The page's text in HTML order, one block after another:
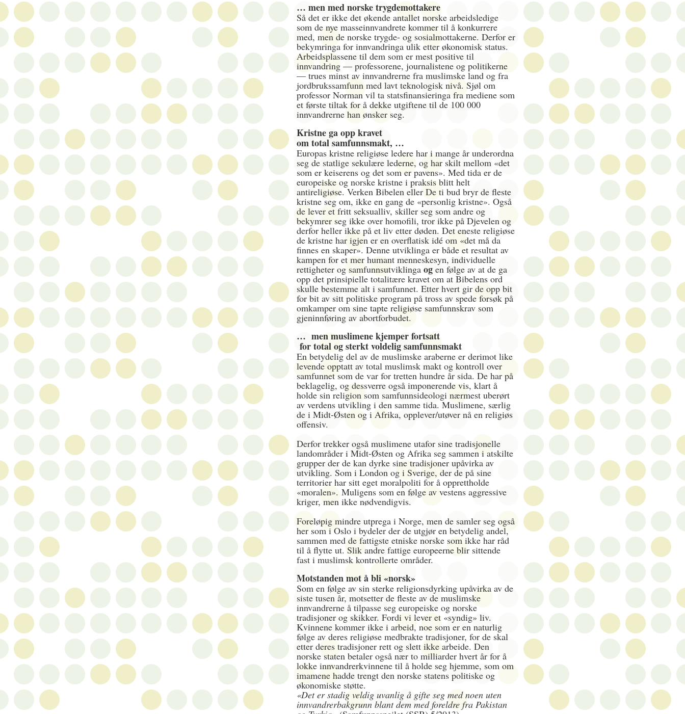
… men med norske trygdemottakere
Så det er ikke det økende antallet norske arbeidsledige
som de nye masseinnvandrete kommer til å konkurrere
med, men de norske trygde- og sosialmottakerne. Derfor er
bekymringa for innvandringa ulik etter økonomisk status.
Arbeidsplassene til dem som er mest positive til
innvandring — professorene, journalistene og politikerne
— trues minst av innvandrerne fra muslimske land og fra
jordbrukssamfunn med lavt teknologisk nivå. Sjøl om
professor Norman vil ta statsfinansieringa fra mediene som
et første tiltak for å dekke utgiftene til de 100 000
innvandrerne han ønsker seg.
Kristne ga opp kravet
om total samfunnsmakt, …
Europas kristne religiøse ledere har i mange år underordna
seg de statlige sekulære lederne, og har skilt mellom «det
som er keiserens og det som er pavens». Med tida er de
europeiske og norske kristne i praksis blitt helt
antireligiøse. Verken Bibelen eller De ti bud bryr de fleste
kristne seg om, ikke en gang de «personlig kristne». Også
de lever et fritt seksualliv, skiller seg som andre og
bekymrer seg ikke over homofili, tror ikke på Djevelen og
derfor heller ikke på et liv etter døden. Det eneste religiøse
de kristne har igjen er en overflatisk idé om «det må da
finnes en skaper». Denne utviklinga er både et resultat av
kampen for et mer humant menneskesyn, individuelle
rettigheter og samfunnsutviklinga og en følge av at de ga
opp det prinsipielle totalitære kravet om at Bibelens ord
skulle bestemme alt i samfunnet. Etter hvert gir de opp bit
for bit av sitt politiske program på tross av spede forsøk på
omkamper om sine tapte religiøse samfunnskrav som
gjeninnføring av abortforbudet.
… men muslimene kjemper fortsatt
for total og sterkt voldelig samfunnsmakt
En betydelig del av de muslimske araberne er derimot like
levende opptatt av total muslimsk makt og kontroll over
samfunnet som de var for tretten hundre år sida. De har på
beklagelig, og dessverre også imponerende vis, klart å
holde sin religion som samfunnsideologi nærmest uberørt
av verdens utvikling i den samme tida. Muslimene, særlig
de i Midt-Østen og i Afrika, opplever/utøver nå en religiøs
offensiv.
Derfor trekker også muslimene utafor sine tradisjonelle
landområder i Midt-Østen og Afrika seg sammen i atskilte
grupper der de kan dyrke sine tradisjoner upåvirka av
utvikling. Som i London og i Sverige, der de på sine
territorier har sitt eget moralpoliti for å opprettholde
«moralen». Muligens som en følge av vestens aggressive
kriger, men ikke nødvendigvis.
Foreløpig mindre utprega i Norge, men de samler seg også
her som i Oslo i bydeler der de utgjør en betydelig andel,
sammen med de fattigste etniske norske som ikke har råd
til å flytte ut. Slik andre fattige europeerne blir sittende
fast i muslimsk kontrollerte områder.
Motstanden mot å bli «norsk»
Som en følge av sin sterke religionsdyrking upåvirka av de
siste tusen år, motsetter de fleste av de muslimske
innvandrerne å tilpasse seg europeiske og norske
tradisjoner og skikker. Fordi vi lever et «syndig» liv.
Kvinnene kommer ikke i arbeid, noe som er en naturlig
følge av deres religiøse medbrakte tradisjoner, for de skal
etter deres tradisjoner rett og slett ikke arbeide. Den
norske staten betaler også nær to milliarder hvert år for å
lokke innvandrerkvinnene til å holde seg hjemme, som om
imamene hadde trengt den norske statens politiske og
økonomiske støtte.
«Det er stadig veldig uvanlig å gifte seg med noen uten
innvandrerbakgrunn blant dem med foreldre fra Pakistan